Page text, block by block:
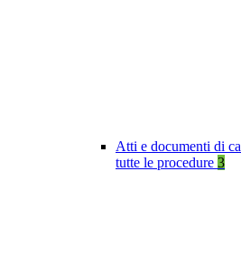
Atti e documenti di
tutte le procedure 3